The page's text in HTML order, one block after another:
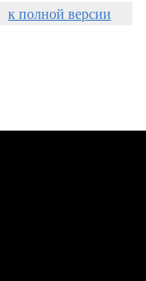
к полной версии